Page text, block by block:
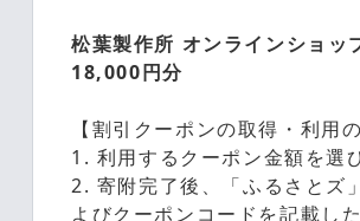
松葉製作所 オンラインショッ
18,000円分
【割引クーポンの取得・利用の
1. 利用するクーポン金額を選
2. 寄附完了後、「ふるさとズ
よびクーポンコードを記載し